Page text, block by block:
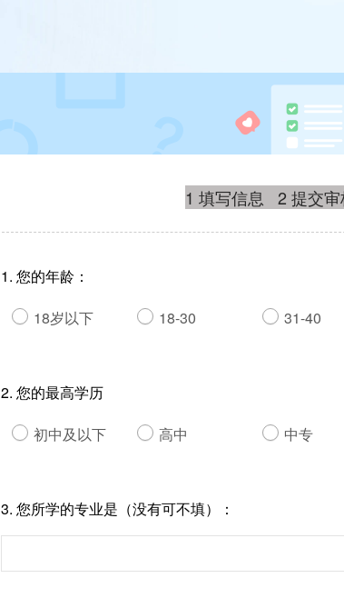
1 填写信息 2 提交
1. 您的年龄：
18岁以下
18-30 31-40
2. 您的最高学历
初中及以下
高中 中专
3. 您所学的专业是（没有可不填）：